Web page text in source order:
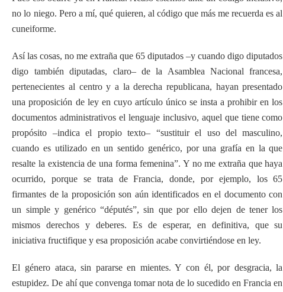
no lo niego. Pero a mí, qué quieren, al código que más me recuerda es al
cuneiforme.
Así las cosas, no me extraña que 65 diputados –y cuando digo diputados
digo también diputadas, claro– de la Asamblea Nacional francesa,
pertenecientes al centro y a la derecha republicana, hayan presentado
una proposición de ley en cuyo artículo único se insta a prohibir en los
documentos administrativos el lenguaje inclusivo, aquel que tiene como
propósito –indica el propio texto– “sustituir el uso del masculino,
cuando es utilizado en un sentido genérico, por una grafía en la que
resalte la existencia de una forma femenina”. Y no me extraña que haya
ocurrido, porque se trata de Francia, donde, por ejemplo, los 65
firmantes de la proposición son aún identificados en el documento con
un simple y genérico “députés”, sin que por ello dejen de tener los
mismos derechos y deberes. Es de esperar, en definitiva, que su
iniciativa fructifique y esa proposición acabe convirtiéndose en ley.
El género ataca, sin pararse en mientes. Y con él, por desgracia, la
estupidez. De ahí que convenga tomar nota de lo sucedido en Francia en